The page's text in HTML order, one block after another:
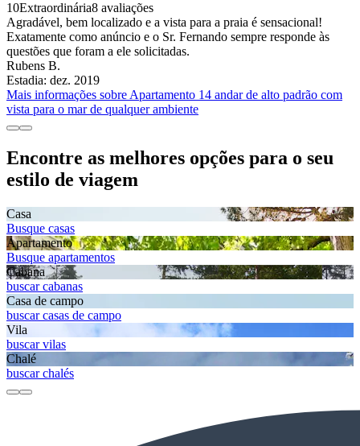
10Extraordinária8 avaliações
Agradável, bem localizado e a vista para a praia é sensacional!
Exatamente como anúncio e o Sr. Fernando sempre responde às
questões que foram a ele solicitadas.
Rubens B.
Estadia: dez. 2019
Mais informações sobre Apartamento 14 andar de alto padrão com
vista para o mar de qualquer ambiente
Encontre as melhores opções para o seu
estilo de viagem
Casa
Busque casas
Apartamento
Busque apartamentos
Cabana
buscar cabanas
Casa de campo
buscar casas de campo
Vila
buscar vilas
Chalé
buscar chalés